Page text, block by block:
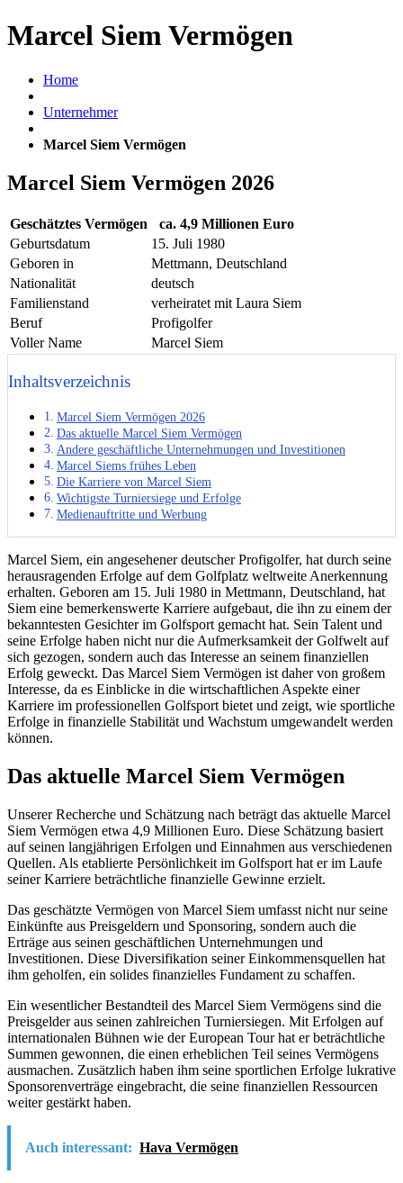
Marcel Siem Vermögen
Home
Unternehmer
Marcel Siem Vermögen
Marcel Siem Vermögen 2026
Geschätztes Vermögen
ca. 4,9 Millionen Euro
Geburtsdatum
15. Juli 1980
Geboren in
Mettmann, Deutschland
Nationalität
deutsch
Familienstand
verheiratet mit Laura Siem
Beruf
Profigolfer
Voller Name
Marcel Siem
Inhaltsverzeichnis
Marcel Siem Vermögen 2026
Das aktuelle Marcel Siem Vermögen
Andere geschäftliche Unternehmungen und Investitionen
Marcel Siems frühes Leben
Die Karriere von Marcel Siem
Wichtigste Turniersiege und Erfolge
Medienauftritte und Werbung
Marcel Siem, ein angesehener deutscher Profigolfer, hat durch seine
herausragenden Erfolge auf dem Golfplatz weltweite Anerkennung
erhalten. Geboren am 15. Juli 1980 in Mettmann, Deutschland, hat
Siem eine bemerkenswerte Karriere aufgebaut, die ihn zu einem der
bekanntesten Gesichter im Golfsport gemacht hat. Sein Talent und
seine Erfolge haben nicht nur die Aufmerksamkeit der Golfwelt auf
sich gezogen, sondern auch das Interesse an seinem finanziellen
Erfolg geweckt. Das Marcel Siem Vermögen ist daher von großem
Interesse, da es Einblicke in die wirtschaftlichen Aspekte einer
Karriere im professionellen Golfsport bietet und zeigt, wie sportliche
Erfolge in finanzielle Stabilität und Wachstum umgewandelt werden
können.
Das aktuelle Marcel Siem Vermögen
Unserer Recherche und Schätzung nach beträgt das aktuelle Marcel
Siem Vermögen etwa 4,9 Millionen Euro. Diese Schätzung basiert
auf seinen langjährigen Erfolgen und Einnahmen aus verschiedenen
Quellen. Als etablierte Persönlichkeit im Golfsport hat er im Laufe
seiner Karriere beträchtliche finanzielle Gewinne erzielt.
Das geschätzte Vermögen von Marcel Siem umfasst nicht nur seine
Einkünfte aus Preisgeldern und Sponsoring, sondern auch die
Erträge aus seinen geschäftlichen Unternehmungen und
Investitionen. Diese Diversifikation seiner Einkommensquellen hat
ihm geholfen, ein solides finanzielles Fundament zu schaffen.
Ein wesentlicher Bestandteil des Marcel Siem Vermögens sind die
Preisgelder aus seinen zahlreichen Turniersiegen. Mit Erfolgen auf
internationalen Bühnen wie der European Tour hat er beträchtliche
Summen gewonnen, die einen erheblichen Teil seines Vermögens
ausmachen. Zusätzlich haben ihm seine sportlichen Erfolge lukrative
Sponsorenverträge eingebracht, die seine finanziellen Ressourcen
weiter gestärkt haben.
Auch interessant: Hava Vermögen